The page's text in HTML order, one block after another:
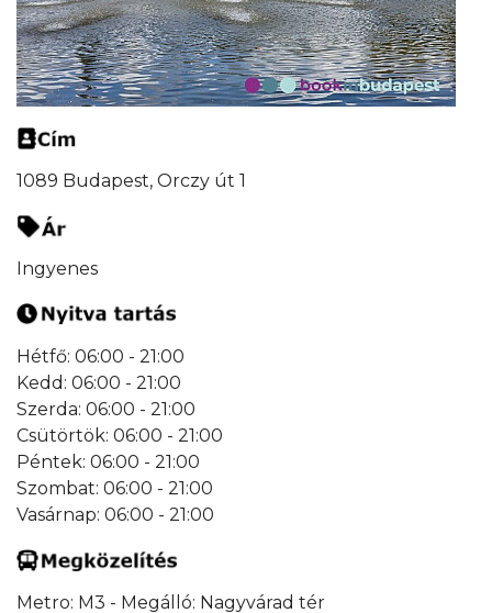
1089 Budapest, Orczy út 1
Ingyenes
Hétfő: 06:00 - 21:00
Kedd: 06:00 - 21:00
Szerda: 06:00 - 21:00
Csütörtök: 06:00 - 21:00
Péntek: 06:00 - 21:00
Szombat: 06:00 - 21:00
Vasárnap: 06:00 - 21:00
Metro: M3 - Megálló: Nagyvárad tér